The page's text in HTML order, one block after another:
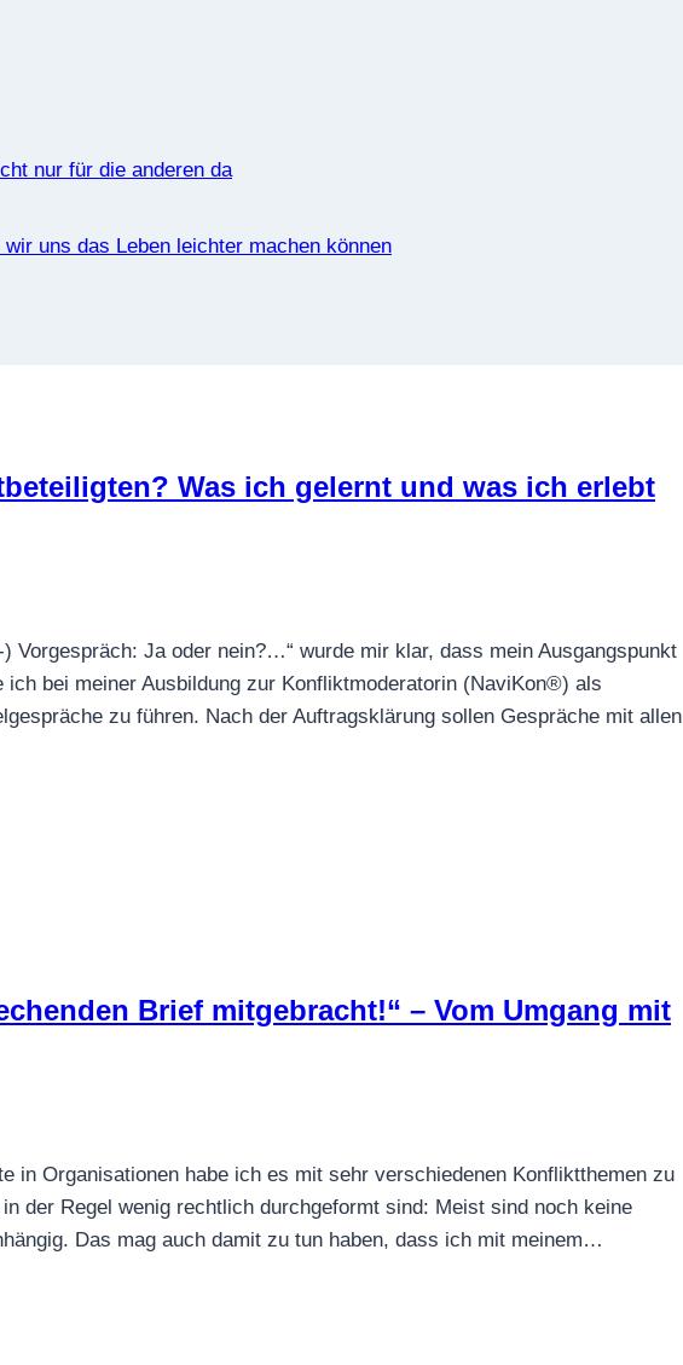
nur für die anderen da
uns das Leben leichter machen können
Was ich gelernt und was ich erlebt
Vorgespräch: Ja oder nein?…“ wurde mir klar, dass mein Ausgangspunkt
bei meiner Ausbildung zur Konfliktmoderatorin (NaviKon®) als
zu führen. Nach der Auftragsklärung sollen Gespräche mit allen
Brief mitgebracht!“ – Vom Umgang mit
in Organisationen habe ich es mit sehr verschiedenen Konfliktthemen zu
der Regel wenig rechtlich durchgeformt sind: Meist sind noch keine
Das mag auch damit zu tun haben, dass ich mit meinem…